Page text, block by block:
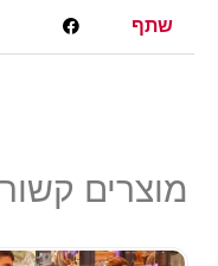
שתף
מוצרים